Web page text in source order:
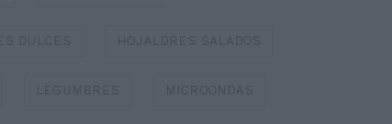
DULCES HOJALDRES SALADOS
LEGUMBRES MICROONDAS